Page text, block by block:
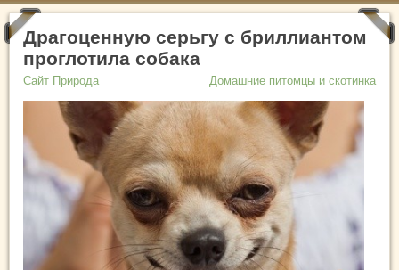
Драгоценную серьгу с бриллиантом
проглотила собака
Сайт Природа Домашние питомцы и скотинка